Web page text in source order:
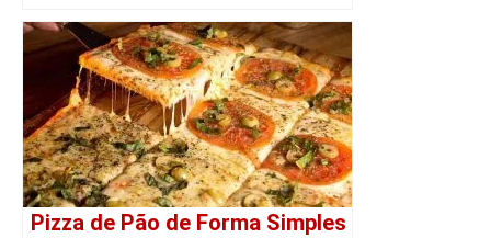
Pizza de Pão de Forma Simples